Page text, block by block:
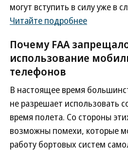
могут вступить в силу уже в
Читайте подробнее
Почему FAA
использование
телефонов
В настоящее время
не разрешает использовать
время полета. Со стороны
возможны помехи, которые
работу бортовых систем